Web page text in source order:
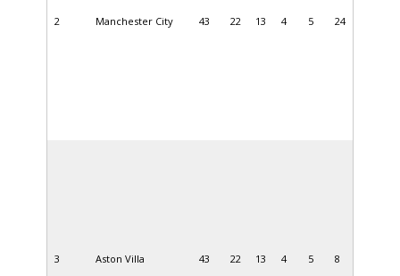
2 Manchester City 43 22 13 4 5 24
3 Aston Villa 43 22 13 4 5 8